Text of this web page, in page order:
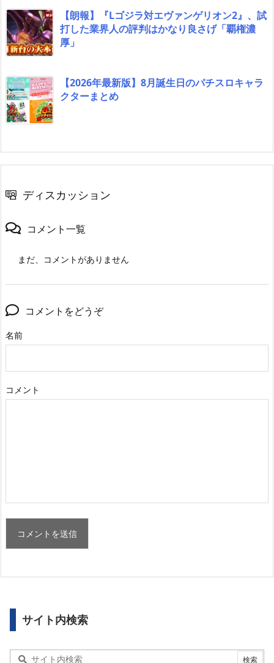
【朗報】『Lゴジラ対エヴァンゲリオン2』、試
打した業界人の評判はかなり良さげ「覇権濃
厚」
【2026年最新版】8月誕生日のパチスロキャラ
クターまとめ
ディスカッション
コメント一覧
まだ、コメントがありません
コメントをどうぞ
名前
コメント
サイト内検索